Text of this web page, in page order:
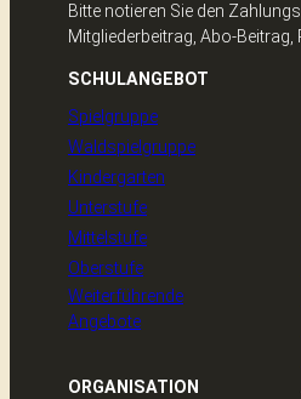
Bitte notieren Sie den
Mitgliederbeitrag, Abo-
SCHULANGEBOT
Spielgruppe
Waldspielgruppe
Kindergarten
Unterstufe
Mittelstufe
Oberstufe
Weiterführende
Angebote
ORGANISATION